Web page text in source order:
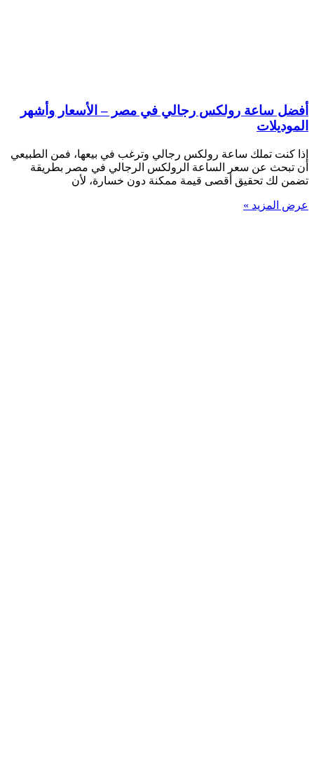
أفضل ساعة رولكس رجالي في مصر – الأسعار وأشهر
الموديلات
إذا كنت تملك ساعة رولكس رجالي وترغب في بيعها، فمن الطبيعي
أن تبحث عن سعر الساعة الرولكس الرجالي في مصر بطريقة
تضمن لك تحقيق أقصى قيمة ممكنة دون خسارة، لأن
عرض المزيد »